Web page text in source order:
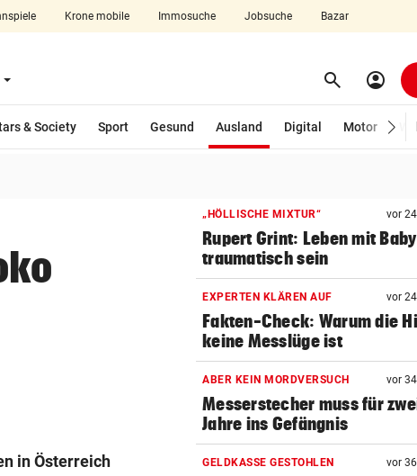
Krone mobile Immosuche Jobsuche Bazar
Menü aufklappen search Suchen
account_circle
& Society Sport Gesund Ausland
Digital
Motor
in Österreich
„HÖLLISCHE MIXTUR“ vor
Rupert Grint: Leben mit
traumatisch sein
EXPERTEN KLÄREN AUF vor
Fakten-Check: Warum die
keine Messlüge ist
ABER KEIN MORDVERSUCH vor
Messerstecher muss für
Jahre ins Gefängnis
GELDKASSE GESTOHLEN vor